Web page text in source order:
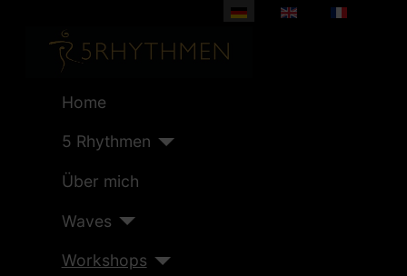
Sprache auswählen
Home
5 Rhythmen
Über mich
Waves
Workshops